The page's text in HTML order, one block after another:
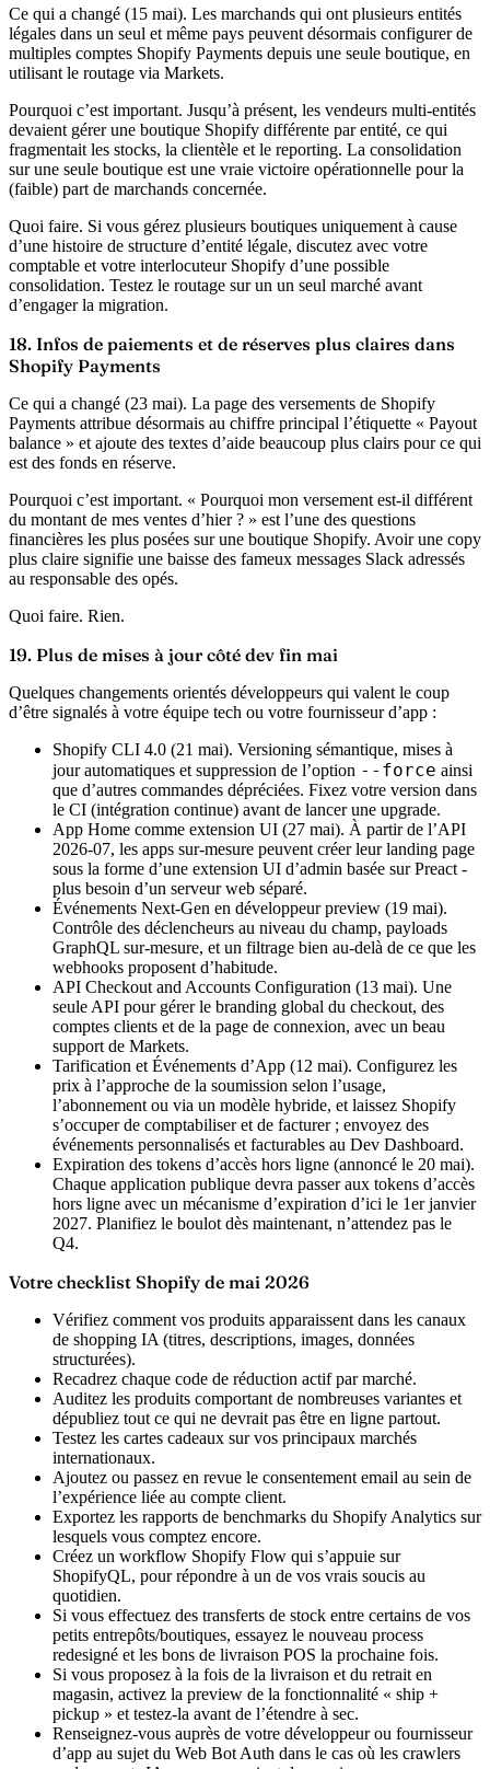
Ce qui a changé (15 mai). Les marchands qui ont plusieurs entités
légales dans un seul et même pays peuvent désormais configurer de
multiples comptes Shopify Payments depuis une seule boutique, en
utilisant le routage via Markets.
Pourquoi c’est important. Jusqu’à présent, les vendeurs multi-entités
devaient gérer une boutique Shopify différente par entité, ce qui
fragmentait les stocks, la clientèle et le reporting. La consolidation
sur une seule boutique est une vraie victoire opérationnelle pour la
(faible) part de marchands concernée.
Quoi faire. Si vous gérez plusieurs boutiques uniquement à cause
d’une histoire de structure d’entité légale, discutez avec votre
comptable et votre interlocuteur Shopify d’une possible
consolidation. Testez le routage sur un un seul marché avant
d’engager la migration.
18. Infos de paiements et de réserves plus claires dans
Shopify Payments
Ce qui a changé (23 mai). La page des versements de Shopify
Payments attribue désormais au chiffre principal l’étiquette « Payout
balance » et ajoute des textes d’aide beaucoup plus clairs pour ce qui
est des fonds en réserve.
Pourquoi c’est important. « Pourquoi mon versement est-il différent
du montant de mes ventes d’hier ? » est l’une des questions
financières les plus posées sur une boutique Shopify. Avoir une copy
plus claire signifie une baisse des fameux messages Slack adressés
au responsable des opés.
Quoi faire. Rien.
19. Plus de mises à jour côté dev fin mai
Quelques changements orientés développeurs qui valent le coup
d’être signalés à votre équipe tech ou votre fournisseur d’app :
Shopify CLI 4.0 (21 mai). Versioning sémantique, mises à
jour automatiques et suppression de l’option --force ainsi
que d’autres commandes dépréciées. Fixez votre version dans
le CI (intégration continue) avant de lancer une upgrade.
App Home comme extension UI (27 mai). À partir de l’API
2026-07, les apps sur-mesure peuvent créer leur landing page
sous la forme d’une extension UI d’admin basée sur Preact -
plus besoin d’un serveur web séparé.
Événements Next-Gen en développeur preview (19 mai).
Contrôle des déclencheurs au niveau du champ, payloads
GraphQL sur-mesure, et un filtrage bien au-delà de ce que les
webhooks proposent d’habitude.
API Checkout and Accounts Configuration (13 mai). Une
seule API pour gérer le branding global du checkout, des
comptes clients et de la page de connexion, avec un beau
support de Markets.
Tarification et Événements d’App (12 mai). Configurez les
prix à l’approche de la soumission selon l’usage,
l’abonnement ou via un modèle hybride, et laissez Shopify
s’occuper de comptabiliser et de facturer ; envoyez des
événements personnalisés et facturables au Dev Dashboard.
Expiration des tokens d’accès hors ligne (annoncé le 20 mai).
Chaque application publique devra passer aux tokens d’accès
hors ligne avec un mécanisme d’expiration d’ici le 1er janvier
2027. Planifiez le boulot dès maintenant, n’attendez pas le
Q4.
Votre checklist Shopify de mai 2026
Vérifiez comment vos produits apparaissent dans les canaux
de shopping IA (titres, descriptions, images, données
structurées).
Recadrez chaque code de réduction actif par marché.
Auditez les produits comportant de nombreuses variantes et
dépubliez tout ce qui ne devrait pas être en ligne partout.
Testez les cartes cadeaux sur vos principaux marchés
internationaux.
Ajoutez ou passez en revue le consentement email au sein de
l’expérience liée au compte client.
Exportez les rapports de benchmarks du Shopify Analytics sur
lesquels vous comptez encore.
Créez un workflow Shopify Flow qui s’appuie sur
ShopifyQL, pour répondre à un de vos vrais soucis au
quotidien.
Si vous effectuez des transferts de stock entre certains de vos
petits entrepôts/boutiques, essayez le nouveau process
redesigné et les bons de livraison POS la prochaine fois.
Si vous proposez à la fois de la livraison et du retrait en
magasin, activez la preview de la fonctionnalité « ship +
pickup » et testez-la avant de l’étendre à sec.
Renseignez-vous auprès de votre développeur ou fournisseur
d’app au sujet du Web Bot Auth dans le cas où les crawlers